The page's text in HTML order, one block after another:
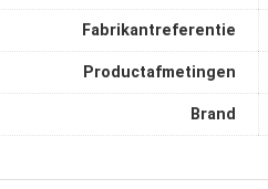
Fabrikantreferentie
Productafmetingen
Brand